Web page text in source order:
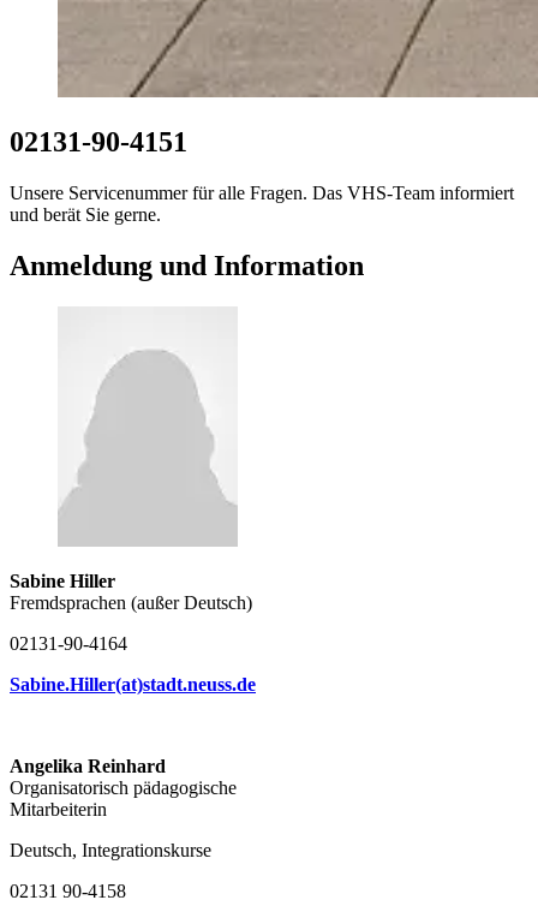
02131-90-4151
Unsere Servicenummer für alle Fragen. Das VHS-Team informiert
und berät Sie gerne.
Anmeldung und Information
Sabine Hiller
Fremdsprachen (außer Deutsch)
02131-90-4164
Sabine.Hiller(at)stadt.neuss.de
Angelika Reinhard
Organisatorisch pädagogische
Mitarbeiterin
Deutsch, Integrationskurse
02131 90-4158